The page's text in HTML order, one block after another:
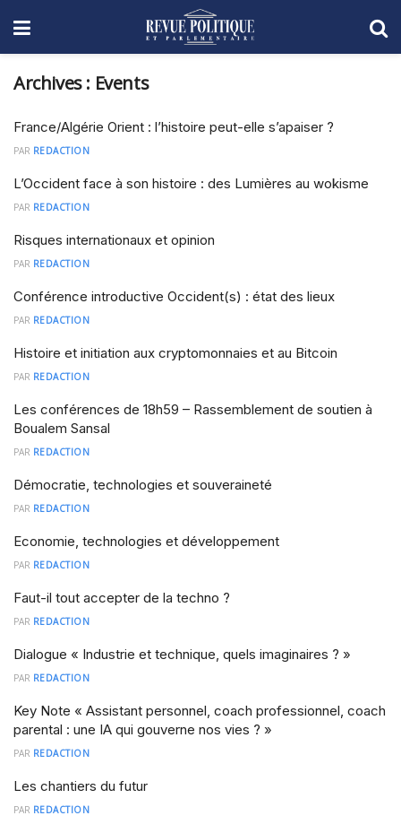
Archives : Events
France/Algérie Orient : l’histoire peut-elle s’apaiser ?
PAR REDACTION
L’Occident face à son histoire : des Lumières au wokisme
PAR REDACTION
Risques internationaux et opinion
PAR REDACTION
Conférence introductive Occident(s) : état des lieux
PAR REDACTION
Histoire et initiation aux cryptomonnaies et au Bitcoin
PAR REDACTION
Les conférences de 18h59 – Rassemblement de soutien à
Boualem Sansal
PAR REDACTION
Démocratie, technologies et souveraineté
PAR REDACTION
Economie, technologies et développement
PAR REDACTION
Faut-il tout accepter de la techno ?
PAR REDACTION
Dialogue « Industrie et technique, quels imaginaires ? »
PAR REDACTION
Key Note « Assistant personnel, coach professionnel, coach
parental : une IA qui gouverne nos vies ? »
PAR REDACTION
Les chantiers du futur
PAR REDACTION